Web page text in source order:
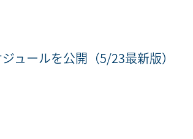
ュールを公開（5/23最新版）